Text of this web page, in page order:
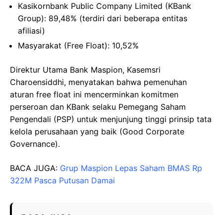
Kasikornbank Public Company Limited (KBank
Group): 89,48% (terdiri dari beberapa entitas
afiliasi)
Masyarakat (Free Float): 10,52%
Direktur Utama Bank Maspion, Kasemsri
Charoensiddhi, menyatakan bahwa pemenuhan
aturan free float ini mencerminkan komitmen
perseroan dan KBank selaku Pemegang Saham
Pengendali (PSP) untuk menjunjung tinggi prinsip tata
kelola perusahaan yang baik (Good Corporate
Governance).
BACA JUGA: Grup Maspion Lepas Saham BMAS Rp
322M Pasca Putusan Damai